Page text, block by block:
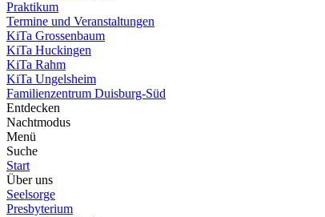
Praktikum
Termine und Veranstaltungen
KiTa Grossenbaum
KiTa Huckingen
KiTa Rahm
KiTa Ungelsheim
Familienzentrum Duisburg-Süd
Entdecken
Nachtmodus
Menü
Suche
Start
Über uns
Seelsorge
Presbyterium